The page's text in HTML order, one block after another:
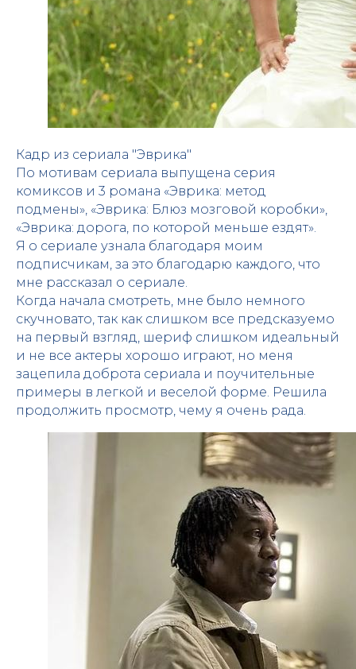
Кадр из сериала "Эврика"
По мотивам сериала выпущена серия
комиксов и 3 романа «Эврика: метод
подмены», «Эврика: Блюз мозговой коробки»,
«Эврика: дорога, по которой меньше ездят».
Я о сериале узнала благодаря моим
подписчикам, за это благодарю каждого, что
мне рассказал о сериале.
Когда начала смотреть, мне было немного
скучновато, так как слишком все предсказуемо
на первый взгляд, шериф слишком идеальный
и не все актеры хорошо играют, но меня
зацепила доброта сериала и поучительные
примеры в легкой и веселой форме. Решила
продолжить просмотр, чему я очень рада.